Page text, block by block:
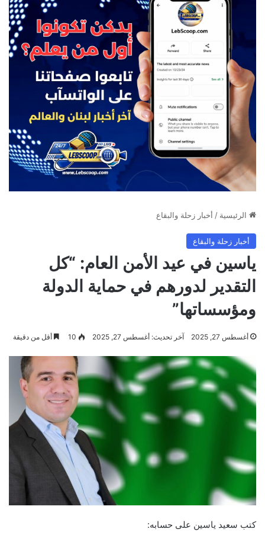
الرئيسية / أخبار زحلة والبقاع
أخبار زحلة والبقاع
ياسين في عيد الأمن العام: “كل
التقدير لدورهم في حماية الدولة
ومؤسساتها”
أغسطس 27, 2025 آخر تحديث: أغسطس 27, 2025 10 أقل من دقيقة
كتب سعيد ياسين على حسابه: